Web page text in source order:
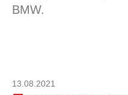
BMW.
13.08.2021